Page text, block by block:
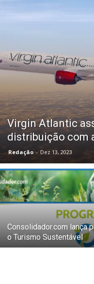
Virgin Atlantic
distribuição com
Redação - Dez 13, 2023
Consolidador.com lança
o Turismo Sustentável